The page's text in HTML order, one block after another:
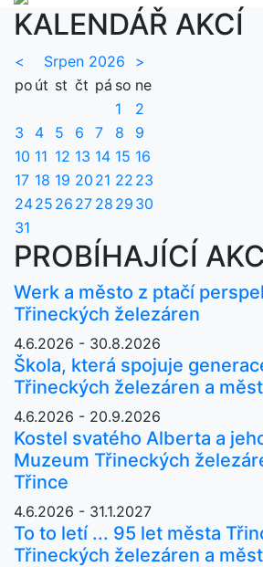
KALENDÁŘ AKCÍ
< Srpen 2026
>
po út st čt pá so ne
1
2
3
4 5 6 7 8
9
10 11 12 13 14 15 16
17 18 19 20 21 22 23
2425 26 27 28 29 30
31
PROBÍHAJÍCÍ
Werk a město z ptačí
Třineckých železáren
4.6.2026 - 30.8.2026
Škola, která spojuje
Třineckých železáren a
4.6.2026 - 20.9.2026
Kostel svatého Alberta a
Muzeum Třineckých
Třince
4.6.2026 - 31.1.2027
To to letí ... 95 let města
Třineckých železáren a